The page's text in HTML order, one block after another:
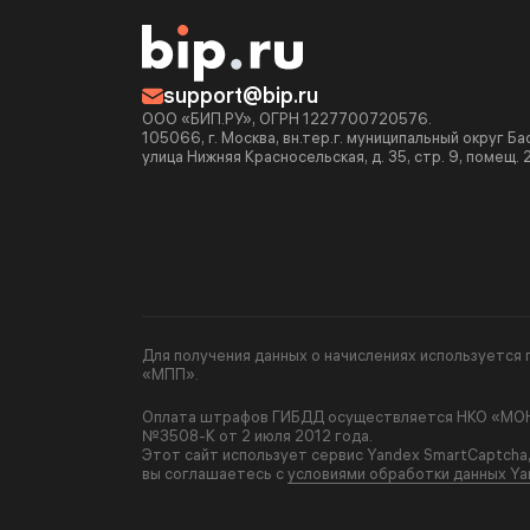
support@bip.ru
ООО «БИП.РУ», ОГРН 1227700720576.
105066, г. Москва, вн.тер.г. муниципальный округ
улица Нижняя Красносельская, д. 35, стр. 9, помещ.
Для получения данных о начислениях
«МПП».
Оплата штрафов ГИБДД осуществляется НКО
№3508-К от 2 июля 2012 года.
Этот сайт использует сервис Yandex
вы соглашаетесь сусловиями обработки данных